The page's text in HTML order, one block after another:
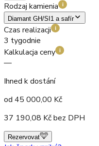
Rodzaj kamienia i
Diamant GH/SI1 a safír
Czas realizacji i
3 tygodnie
Kalkulacja ceny
i
—
Ihned k dostání
od 45 000,00 Kč
37 190,08 Kč bez DPH
Rezervovat